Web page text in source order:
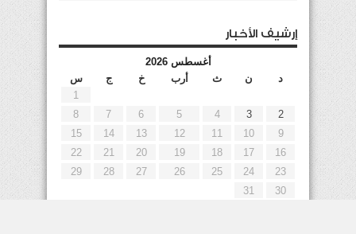
إرشيف الأخبار
أغسطس 2026
د
ن ث أرب خ ج
س
1
2
3
4
5
6
7
8
9
10
11
12
13
14
15
16
17
18
19
20
21
22
23
24
25
26
27
28
29
30
31